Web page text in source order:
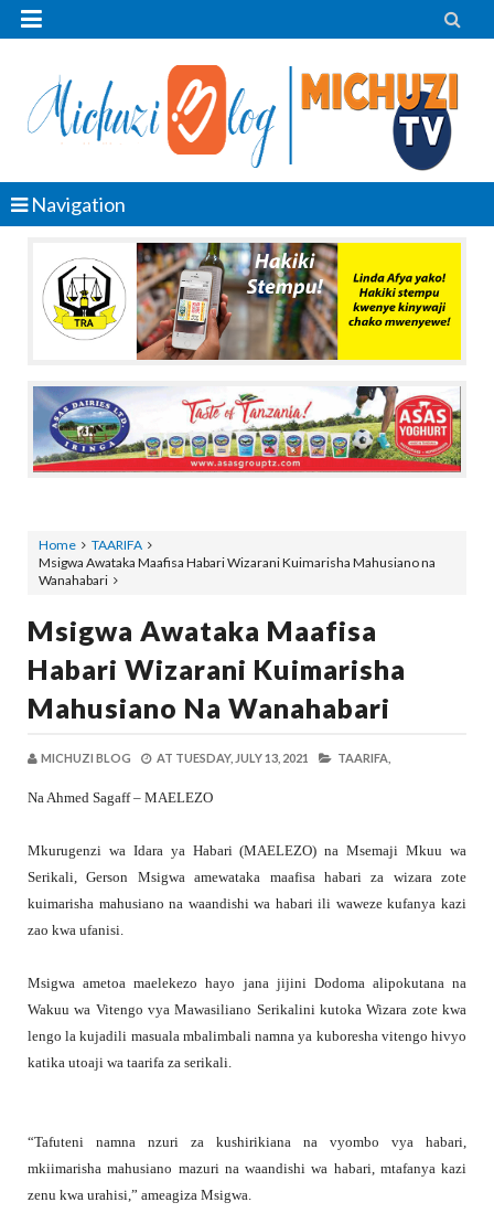
 
Navigation
Home
TAARIFA
Msigwa Awataka Maafisa Habari Wizarani Kuimarisha Mahusiano na
Wanahabari
Msigwa Awataka Maafisa
Habari Wizarani Kuimarisha
Mahusiano Na Wanahabari
MICHUZI BLOG AT TUESDAY, JULY 13, 2021 TAARIFA,
Na Ahmed Sagaff – MAELEZO
Mkurugenzi wa Idara ya Habari (MAELEZO) na Msemaji Mkuu wa
Serikali, Gerson Msigwa amewataka maafisa habari za wizara zote
kuimarisha mahusiano na waandishi wa habari ili waweze kufanya kazi
zao kwa ufanisi.
Msigwa ametoa maelekezo hayo jana jijini Dodoma alipokutana na
Wakuu wa Vitengo vya Mawasiliano Serikalini kutoka Wizara zote kwa
lengo la kujadili masuala mbalimbali namna ya kuboresha vitengo hivyo
katika utoaji wa taarifa za serikali.
“Tafuteni namna nzuri za kushirikiana na vyombo vya habari,
mkiimarisha mahusiano mazuri na waandishi wa habari, mtafanya kazi
zenu kwa urahisi,” ameagiza Msigwa.